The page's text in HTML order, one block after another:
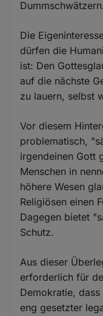
Dummschwätzern.
Die
dürfen die
ist: Den
auf die nächste
zu lauern, selbst
Vor diesem
problematisch,
irgendeinen Gott
Menschen in
höhere Wesen
Religiösen einen
Dagegen bietet
Schutz.
Aus dieser
erforderlich für
Demokratie,
eng gesetzter